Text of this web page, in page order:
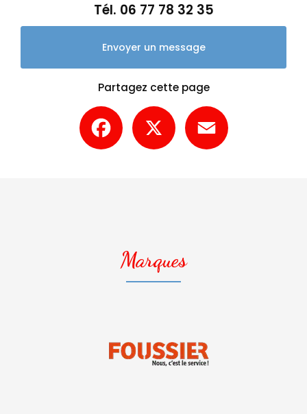
Tél. 06 77 78 32 35
Envoyer un message
Partagez cette page
Facebook
Marques